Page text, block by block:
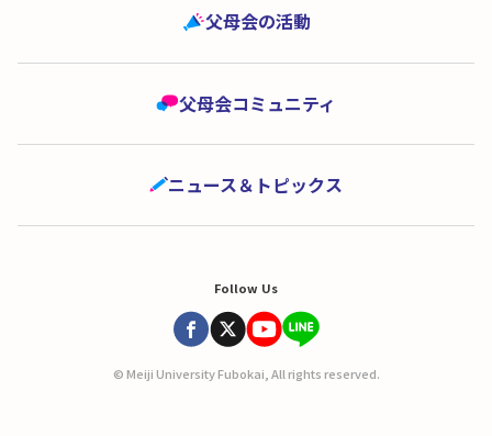
父母会の活動
父母会コミュニティ
ニュース＆トピックス
Follow Us
© Meiji University Fubokai, All rights reserved.